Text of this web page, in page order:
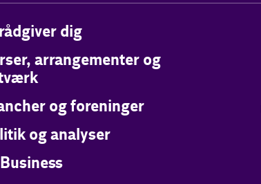
dig
arrangementer og
og foreninger
og analyser